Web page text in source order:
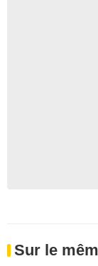
Sur le